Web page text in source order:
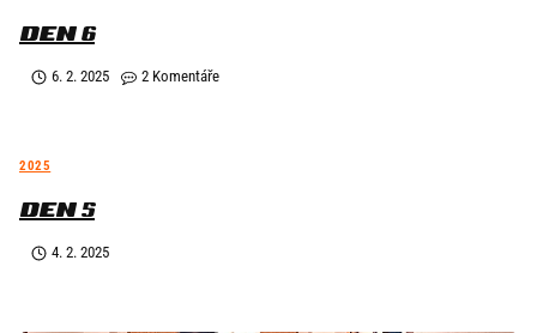
DEN 6
6. 2. 2025 2 Komentáře
2025
DEN 5
4. 2. 2025